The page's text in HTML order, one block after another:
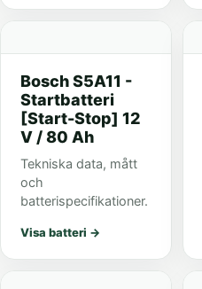
Bosch S5A11 -
Startbatteri
[Start-Stop] 12
V / 80 Ah
Tekniska data, mått
och
batterispecifikationer.
Visa batteri →